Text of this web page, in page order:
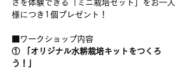
さを体験できる「ミニ栽培セット」をお一人
様につき1個プレゼント！
■ワークショップ内容
① 「オリジナル水耕栽培キットをつくろ
う！」